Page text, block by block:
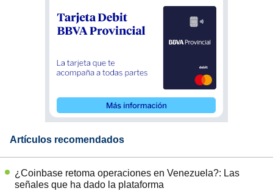
Artículos recomendados
¿Coinbase retoma operaciones en Venezuela?: Las
señales que ha dado la plataforma